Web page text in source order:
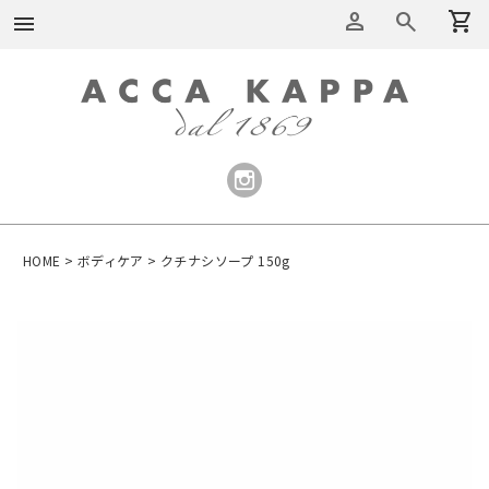
menu person search shopping_cart
HOME ボディケア クチナシソープ 150g